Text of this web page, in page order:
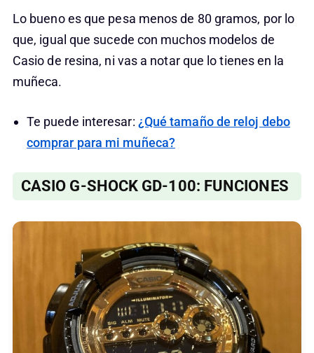
Lo bueno es que pesa menos de 80 gramos, por lo
que, igual que sucede con muchos modelos de
Casio de resina, ni vas a notar que lo tienes en la
muñeca.
Te puede interesar: ¿Qué tamaño de reloj debo
comprar para mi muñeca?
CASIO G-SHOCK GD-100: FUNCIONES